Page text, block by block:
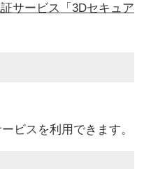
サービス「3Dセキュア
ビスを利用できます。